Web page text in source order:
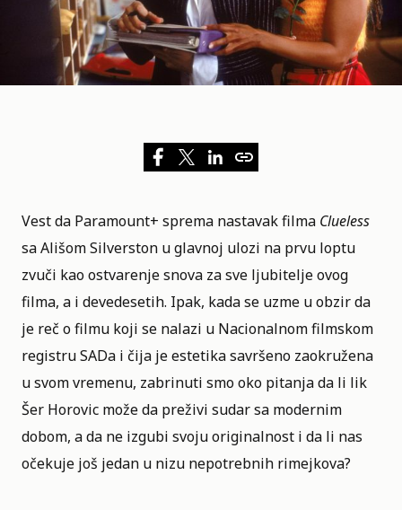
Vest da Paramount+ sprema nastavak filma Clueless
saAlišom Silverston u glavnoj ulozi na prvu loptu
zvuči kao ostvarenje snova za sve ljubitelje ovog
filma, a i devedesetih. Ipak, kada se uzme u obzir da
je reč o filmu koji se nalazi u Nacionalnom filmskom
registru SADa i čija je estetika savršeno zaokružena
u svom vremenu, zabrinuti smo oko pitanja da li lik
Šer Horovic može da preživi sudar sa modernim
dobom, a da ne izgubi svoju originalnost i da li nas
očekuje još jedan u nizu nepotrebnih rimejkova?